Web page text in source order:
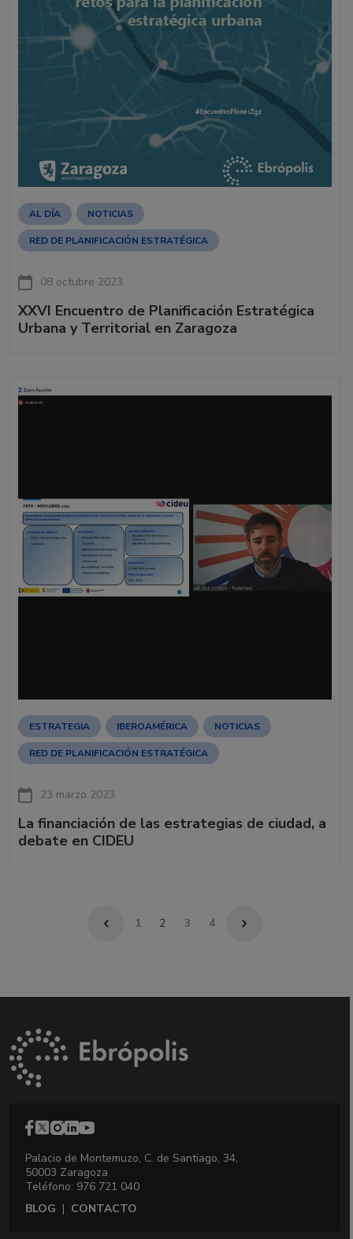
AL DÍA NOTICIAS
RED DE PLANIFICACIÓN ESTRATÉGICA
08 octubre 2023
XXVI Encuentro de Planificación Estratégica
Urbana y Territorial en Zaragoza
ESTRATEGIA IBEROAMÉRICA NOTICIAS
RED DE PLANIFICACIÓN ESTRATÉGICA
23 marzo 2023
La financiación de las estrategias de ciudad, a
debate en CIDEU
1 2 3 4
Palacio de Montemuzo, C. de Santiago, 34,
50003 Zaragoza
Teléfono: 976 721 040
BLOG | CONTACTO